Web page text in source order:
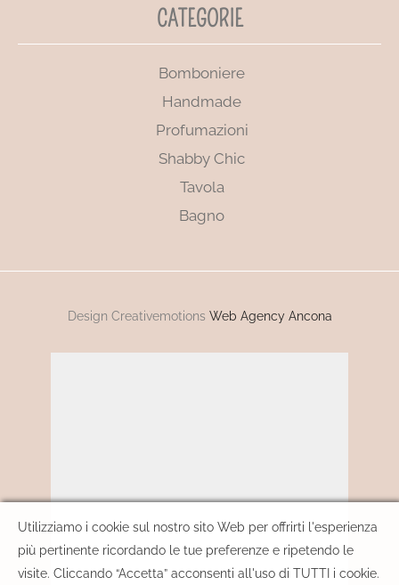
CATEGORIE
Bomboniere
Handmade
Profumazioni
Shabby Chic
Tavola
Bagno
Design Creativemotions Web Agency Ancona
Utilizziamo i cookie sul nostro sito Web per offrirti l'esperienza
più pertinente ricordando le tue preferenze e ripetendo le
visite. Cliccando “Accetta” acconsenti all'uso di TUTTI i cookie.